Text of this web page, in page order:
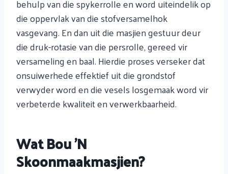
behulp van die spykerrolle en word uiteindelik op
die oppervlak van die stofversamelhok
vasgevang. En dan uit die masjien gestuur deur
die druk-rotasie van die persrolle, gereed vir
versameling en baal. Hierdie proses verseker dat
onsuiwerhede effektief uit die grondstof
verwyder word en die vesels losgemaak word vir
verbeterde kwaliteit en verwerkbaarheid.
Wat Bou 'n
Skoonmaakmasjien?